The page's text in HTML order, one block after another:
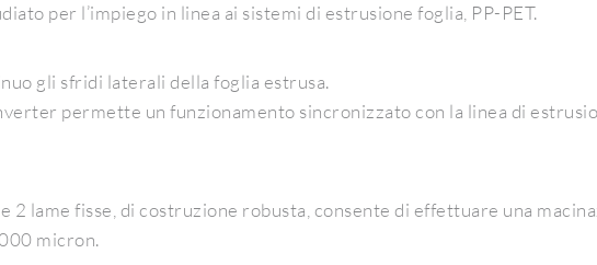
per l’impiego in linea ai sistemi di estrusione foglia, PP-PET.
gli sfridi laterali della foglia estrusa.
permette un funzionamento sincronizzato con la linea di
2 lame fisse, di costruzione robusta, consente di effettuare una
micron.